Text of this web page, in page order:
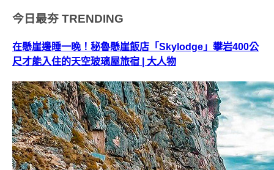
今日最夯 TRENDING
在懸崖邊睡一晚！秘魯懸崖飯店「Skylodge」攀岩400公
尺才能入住的天空玻璃屋旅宿 | 大人物